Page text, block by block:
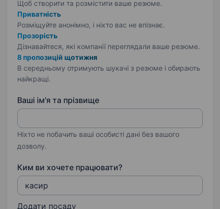
Щоб створити та розмістити ваше резюме.
Приватність
Розміщуйте анонімно, і ніхто вас не впізнає.
Прозорість
Дізнавайтеся, які компанії переглядали ваше резюме.
8 пропозицій щотижня
В середньому отримують шукачі з резюме і обирають
найкращі.
Ваші ім'я та прізвище
Ніхто не побачить ваші особисті дані без вашого
дозволу.
Ким ви хочете працювати?
Додати посаду